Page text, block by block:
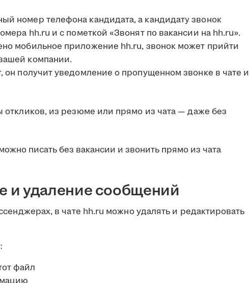
номер телефона кандидата, а кандидату звонок
hh.ru и с пометкой «Звонят по вакансии на hh.ru».
мобильное приложение hh.ru, звонок может прийти
компании.
он получит уведомление о пропущенном звонке в чате и
из резюме или прямо из чата — даже без
и удаление сообщений
в чате hh.ru можно удалять и редактировать
файл